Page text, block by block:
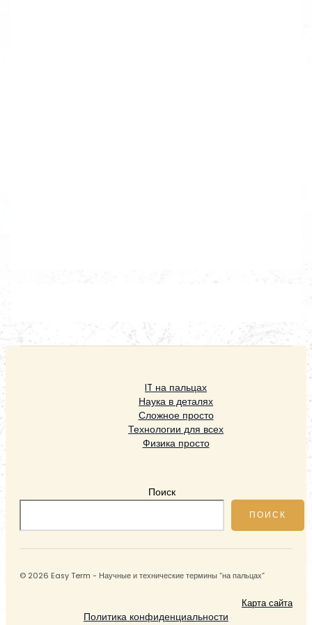
IT на пальцах
Наука в деталях
Сложное просто
Технологии для всех
Физика просто
Поиск
ПОИСК
© 2026 Easy Term - Научные и технические термины “на пальцах”
Карта сайта
Политика конфиденциальности